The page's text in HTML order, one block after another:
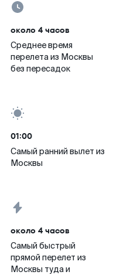
около 4 часов
Среднее время
перелета из Москвы
без пересадок
01:00
Самый ранний вылет из
Москвы
около 4 часов
Самый быстрый
прямой перелет из
Москвы туда и